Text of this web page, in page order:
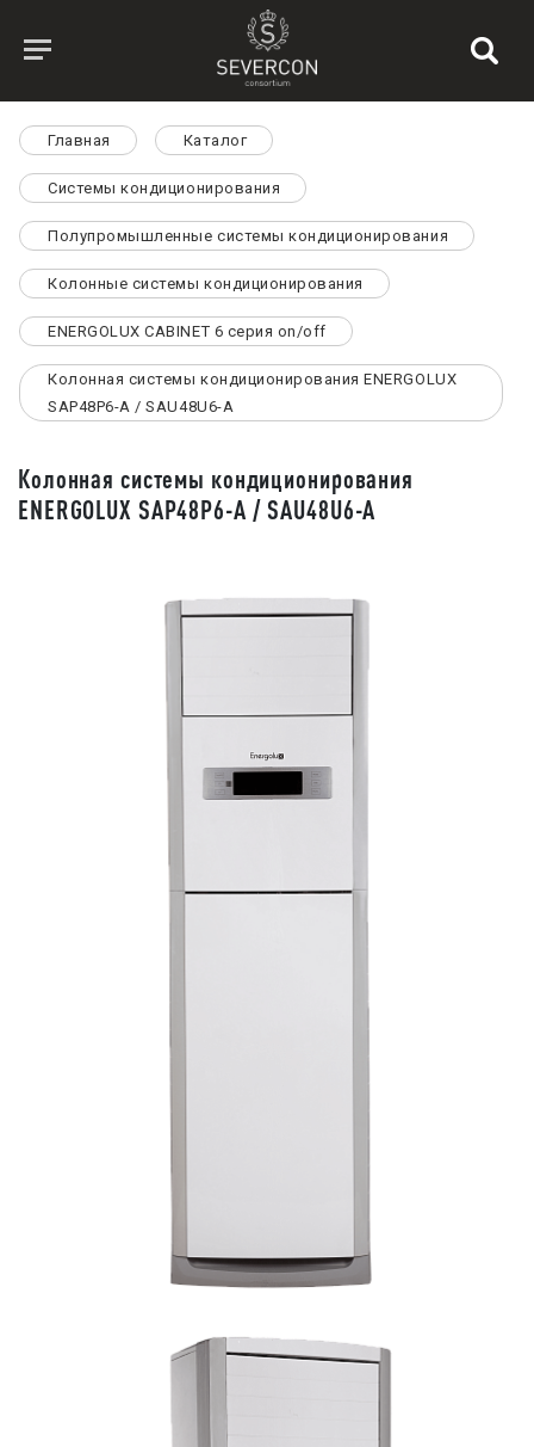
Главная Каталог
Системы кондиционирования
Полупромышленные системы кондиционирования
Колонные системы кондиционирования
ENERGOLUX CABINET 6 серия on/off
Колонная системы кондиционирования ENERGOLUX
SAP48P6-A / SAU48U6-A
Колонная системы кондиционирования
ENERGOLUX SAP48P6-A / SAU48U6-A